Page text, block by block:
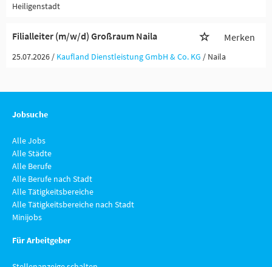
Heiligenstadt
Filialleiter (m/w/d) Großraum Naila Merken
25.07.2026 / Kaufland Dienstleistung GmbH & Co. KG / Naila
Jobsuche
Alle Jobs
Alle Städte
Alle Berufe
Alle Berufe nach Stadt
Alle Tätigkeitsbereiche
Alle Tätigkeitsbereiche nach Stadt
Minijobs
Für Arbeitgeber